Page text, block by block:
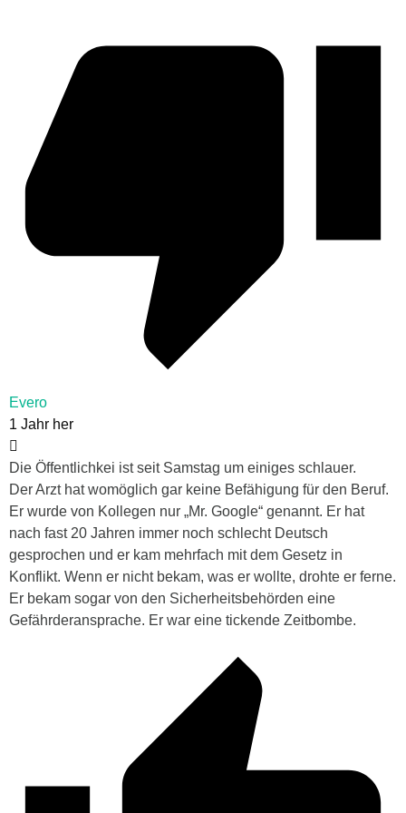
Evero
1 Jahr her
Die Öffentlichkei ist seit Samstag um einiges schlauer.
Der Arzt hat womöglich gar keine Befähigung für den Beruf.
Er wurde von Kollegen nur „Mr. Google“ genannt. Er hat
nach fast 20 Jahren immer noch schlecht Deutsch
gesprochen und er kam mehrfach mit dem Gesetz in
Konflikt. Wenn er nicht bekam, was er wollte, drohte er ferne.
Er bekam sogar von den Sicherheitsbehörden eine
Gefährderansprache. Er war eine tickende Zeitbombe.